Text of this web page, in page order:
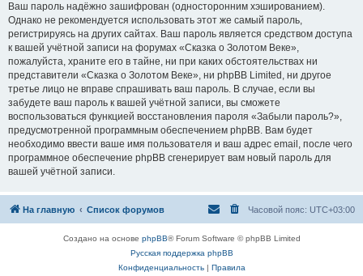
Ваш пароль надёжно зашифрован (односторонним хэшированием).
Однако не рекомендуется использовать этот же самый пароль,
регистрируясь на других сайтах. Ваш пароль является средством доступа
к вашей учётной записи на форумах «Сказка о Золотом Веке»,
пожалуйста, храните его в тайне, ни при каких обстоятельствах ни
представители «Сказка о Золотом Веке», ни phpBB Limited, ни другое
третье лицо не вправе спрашивать ваш пароль. В случае, если вы
забудете ваш пароль к вашей учётной записи, вы сможете
воспользоваться функцией восстановления пароля «Забыли пароль?»,
предусмотренной программным обеспечением phpBB. Вам будет
необходимо ввести ваше имя пользователя и ваш адрес email, после чего
программное обеспечение phpBB сгенерирует вам новый пароль для
вашей учётной записи.
На главную Список форумов Часовой пояс: UTC+03:00
Создано на основе phpBB® Forum Software © phpBB Limited
Русская поддержка phpBB
Конфиденциальность| Правила